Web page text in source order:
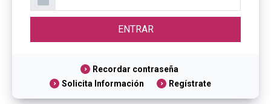
Recordar contraseña
Solicita Información
Regístrate